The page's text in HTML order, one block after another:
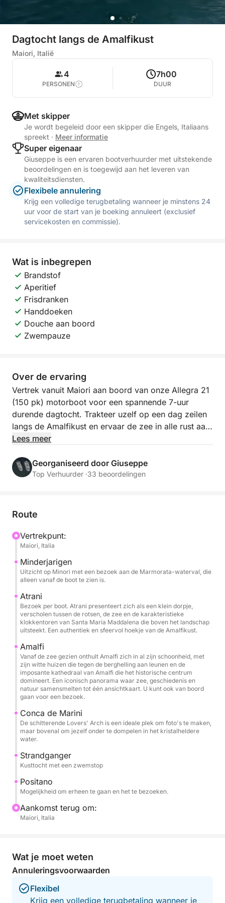
Dagtocht langs de Amalfikust
Maiori, Italië
4
PERSONEN
7h00
DUUR
Met skipper
Je wordt begeleid door een skipper die Engels, Italiaans
spreekt · Meer informatie
Super eigenaar
Giuseppe is een ervaren bootverhuurder met uitstekende
beoordelingen en is toegewijd aan het leveren van
kwaliteitsdiensten.
Flexibele annulering
Krijg een volledige terugbetaling wanneer je minstens 24
uur voor de start van je boeking annuleert (exclusief
servicekosten en commissie).
Wat is inbegrepen
Brandstof
Aperitief
Frisdranken
Handdoeken
Douche aan boord
Zwempauze
Over de ervaring
Vertrek vanuit Maiori aan boord van onze Allegra 21
(150 pk) motorboot voor een spannende 7-uur
durende dagtocht. Trakteer uzelf op een dag zeilen
langs de Amalfikust en ervaar de zee in alle rust aan
boord van een Allegra 21. Deze tour is speciaal
ontdekken, met panoramische uitzichten,
verfrissende zwempartijen en momenten van pure
Gedurende de dag vaart u langs een van de meest
bewondert u Amalfi, Praiano en Positano vanaf het
water met hun steile kliffen en unieke kleuren.
Zwemstops bieden u de gelegenheid om te
zwemmen in kristalhelder water en te genieten van
de zee, ver weg van de drukte. Aan boord kunt u
ontspannen op de comfortabele zonnedekken en in
de schaduw van de luifel tijdens de warmste uren
van de dag.
De boot biedt alle comfort die u nodig heeft voor
een perfecte dag: een ruim zonnedek, een
zoetwaterdouche, een Bluetooth-stereo, USB-
poorten, een zwemtrap en een koelkast. Deze boot
biedt plaats aan maximaal 6 personen, waardoor hij
De prijs is inclusief de boot, brandstof, schipper,
drankjes aan boord en strandhanddoeken, zodat u
zich volledig kunt concentreren op het genieten van
de zee en het uitzicht.
Deze ervaring is de ideale keuze voor wie de
Amalfikust vanaf het water wil beleven op een
authentieke, ontspannen en onvergetelijke manier, en
Brandstof inbegrepen.
Neem gerust contact met mij op via Click&Boat voor
meer informatie en om deze snelle boot te boeken
Lees meer
Georganiseerd door Giuseppe
Top Verhuurder ·33 beoordelingen
Route
Vertrekpunt:
Maiori, Italia
Minderjarigen
Uitzicht op Minori met een bezoek aan de Marmorata-waterval, die
alleen vanaf de boot te zien is.
Atrani
Bezoek per boot. Atrani presenteert zich als een klein dorpje,
verscholen tussen de rotsen, de zee en de karakteristieke
klokkentoren van Santa Maria Maddalena die boven het landschap
uitsteekt. Een authentiek en sfeervol hoekje van de Amalfikust.
Amalfi
Vanaf de zee gezien onthult Amalfi zich in al zijn schoonheid, met
zijn witte huizen die tegen de berghelling aan leunen en de
imposante kathedraal van Amalfi die het historische centrum
domineert. Een iconisch panorama waar zee, geschiedenis en
natuur samensmelten tot één ansichtkaart. U kunt ook van boord
gaan voor een bezoek.
Conca de Marini
De schitterende Lovers' Arch is een ideale plek om foto's te maken,
maar bovenal om jezelf onder te dompelen in het kristalheldere
water.
Strandganger
Kusttocht met een zwemstop
Positano
Mogelijkheid om erheen te gaan en het te bezoeken.
Aankomst terug om:
Maiori, Italia
Wat je moet weten
Annuleringsvoorwaarden
Flexibel
Krijg een volledige terugbetaling wanneer je